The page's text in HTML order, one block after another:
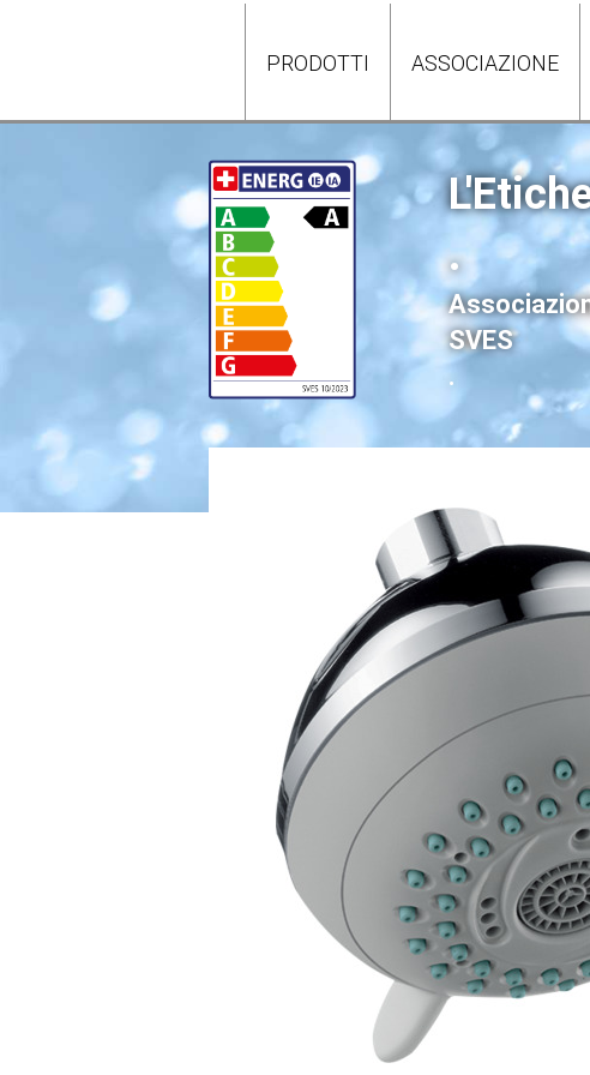
PRODOTTI ASSOCIAZIONE
.
SVES
.